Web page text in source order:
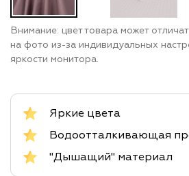
Внимание: цвет товара может
на фото из-за индивидуальных
яркости монитора.
Яркие цвета
Водоотталкивающая
"Дышащий" материал